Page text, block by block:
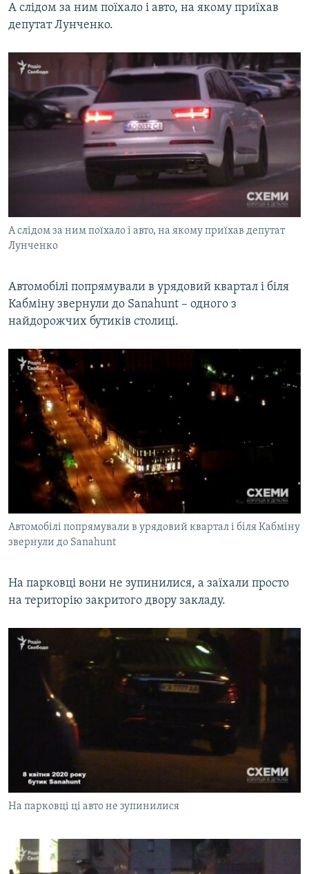
А слідом за ним поїхало і авто, на якому приїхав
депутат Лунченко.
А слідом за ним поїхало і авто, на якому приїхав депутат
Лунченко
Автомобілі попрямували в урядовий квартал і біля
Кабміну звернули до Sanahunt – одного з
найдорожчих бутиків столиці.
Автомобілі попрямували в урядовий квартал і біля Кабміну
звернули до Sanahunt
На парковці вони не зупинилися, а заїхали просто
на територію закритого двору закладу.
На парковці ці авто не зупинилися